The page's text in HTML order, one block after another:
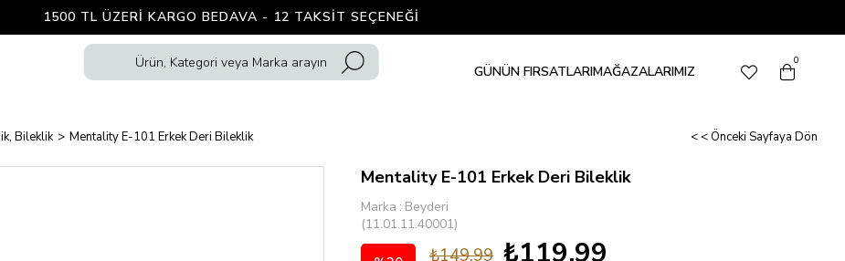
1500 TL ÜZERI KARGO BEDAVA - 12 TAKSIT SEÇENEĞI
GÜNÜN FIRSATLARIMAĞAZALARIMIZ
0
Bileklik Mentality E-101 Erkek Deri Bileklik < < Önceki Sayfaya Dön
Mentality E-101 Erkek Deri Bileklik
Marka : Beyderi
(11.01.11.40001)
₺149,99